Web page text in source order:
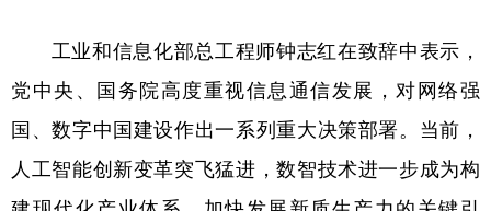
食品 人居 信息化 数字经济
彩票 娱乐 时尚 悦读
工业和信息化部总工程师钟志红在致辞中表示，
党中央、国务院高度重视信息通信发展，对网络强
国、数字中国建设作出一系列重大决策部署。当前，
人工智能创新变革突飞猛进，数智技术进一步成为构